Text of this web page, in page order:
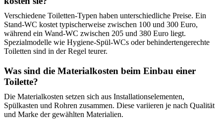
Verschiedene Toiletten-Typen haben unterschiedliche Preise. Ein
Stand-WC kostet typischerweise zwischen 100 und 300 Euro,
während ein Wand-WC zwischen 205 und 380 Euro liegt.
Spezialmodelle wie Hygiene-Spül-WCs oder behindertengerechte
Toiletten sind in der Regel teurer.
Was sind die Materialkosten beim Einbau einer
Toilette?
Die Materialkosten setzen sich aus Installationselementen,
Spülkasten und Rohren zusammen. Diese variieren je nach Qualität
und Marke der gewählten Materialien.